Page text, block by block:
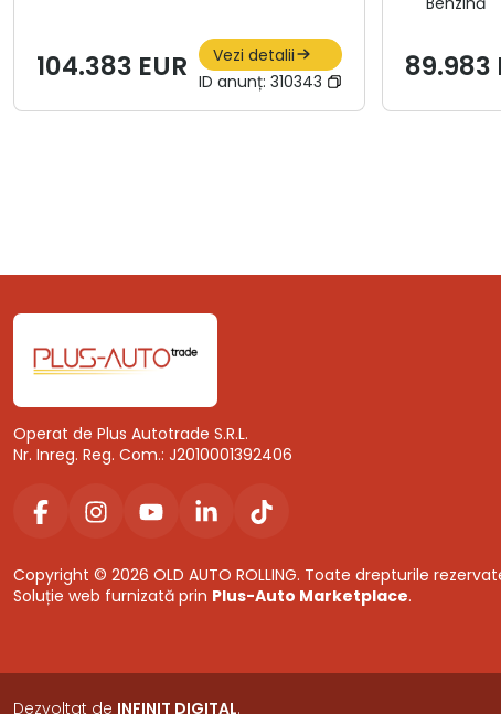
104.383 EUR
Vezi detalii
ID anunț: 310343 89.983
Operat de Plus Autotrade S.R.L.
Nr. Inreg. Reg. Com.: J2010001392406
Copyright © 2026 OLD AUTO ROLLING. Toate drepturile
Soluție web furnizată prin Plus-Auto Marketplace.
Dezvoltat de INFINIT DIGITAL.